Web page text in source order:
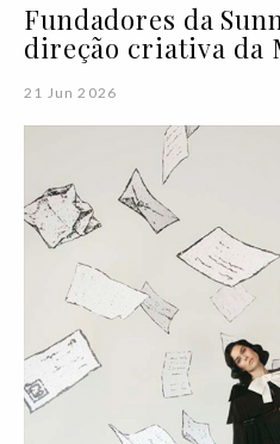
Fundadores da
direção criativa da
21 Jun 2026